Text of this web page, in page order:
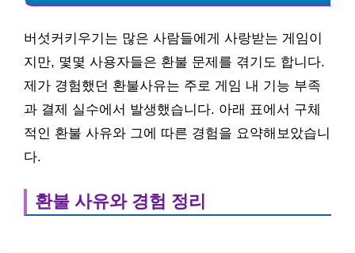
버섯커키우기는 많은 사람들에게 사랑받는 게임이
지만, 몇몇 사용자들은 환불 문제를 겪기도 합니다.
제가 경험했던 환불사유는 주로 게임 내 기능 부족
과 결제 실수에서 발생했습니다. 아래 표에서 구체
적인 환불 사유와 그에 따른 경험을 요약해보았습니
다.
환불 사유와 경험 정리